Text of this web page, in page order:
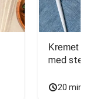
Kremet
med
20